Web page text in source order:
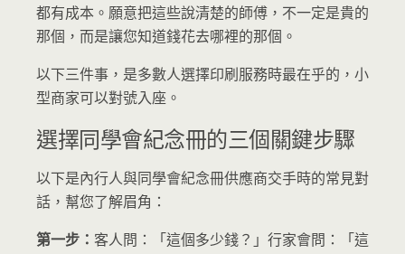
都有成本。願意把這些說清楚的師傅，不一定是貴的
那個，而是讓您知道錢花去哪裡的那個。
以下三件事，是多數人選擇印刷服務時最在乎的，小
型商家可以對號入座。
選擇同學會紀念冊的三個關鍵步驟
以下是內行人與同學會紀念冊供應商交手時的常見對
話，幫您了解眉角：
第一步： 客人問：「這個多少錢？」行家會問：「這